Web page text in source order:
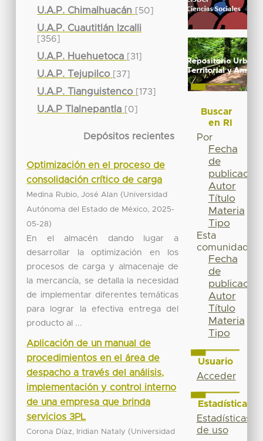
U.A.P. Chimalhuacán [50]
U.A.P. Cuautitlán Izcalli
[356]
U.A.P. Huehuetoca [31]
U.A.P. Tejupilco [37]
U.A.P. Tianguistenco [173]
U.A.P Tlalnepantla [0]
Depósitos recientes
Optimización en el proceso de
consolidación crítico de carga
Medina Rubio, José Alan (Universidad
Autónoma del Estado de México, 2025-
05-28)
En el almacén dando lugar a
desarrollar la optimización en los
procesos de carga y almacenaje de
la mercancía, se detalla la necesidad
de implementar diferentes temáticas
para lograr la efectiva entrega del
producto al ...
Aplicación de un manual de
procedimientos en el área de
despacho a través del análisis,
implementación y control interno
de una empresa que brinda
servicios 3PL
Corona Díaz, Iridian Nataly (Universidad
Buscar
en RI
Por
Fecha
de
publicación
Autor
Título
Materia
Tipo
Esta
comunidad
Fecha
de
publicación
Autor
Título
Materia
Tipo
Usuario
Acceder
Estadísticas
Estadísticas
de uso